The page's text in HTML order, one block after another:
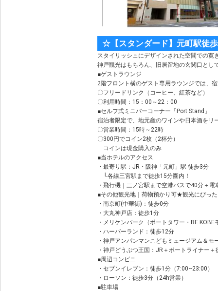
☆【スタンダード】元町駅徒
スタイリッシュにデザインされた空間での寛
神戸観光はもちろん、旧居留地の玄関口とし
■ゲストラウンジ
2階フロント横のゲスト専用ラウンジでは、
〇フリードリンク（コーヒー、紅茶など）
〇利用時間：15：00～22：00
■セルフ式ミニバーコーナー「Port Stand」
宿泊者限定で、地元産のワインや日本酒をリ
〇営業時間：15時～22時
〇300円でコイン2枚（2杯分）
コインは現金購入のみ
■当ホテルのアクセス
・最寄り駅：JR・阪神「元町」駅 徒歩3分
└各線三宮駅まで徒歩15分圏内！
・飛行機｜三ノ宮駅まで空港バスで40分＋
■その他観光地｜荷物預かり可★観光にぴっ
・南京町(中華街)：徒歩0分
・大丸神戸店：徒歩1分
・メリケンパーク（ポートタワー・BE
・ハーバーランド：徒歩12分
・神戸アンパンマンこどもミュージアム＆モ
・神戸どうぶつ王国：JR＋ポートライナー＋
■周辺コンビニ
・セブンイレブン：徒歩1分（7:00~23:00）
・ローソン：徒歩3分（24h営業）
■駐車場